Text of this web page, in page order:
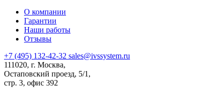
О компании
Гарантии
Наши работы
Отзывы
+7 (495) 132-42-32 sales@ivssystem.ru
111020, г. Москва,
Остаповский проезд, 5/1,
стр. 3, офис 392